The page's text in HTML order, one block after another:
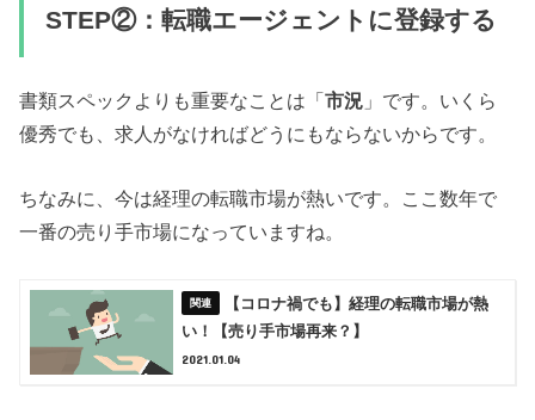
STEP②：転職エージェントに登録する
書類スペックよりも重要なことは「市況 」です。いくら
優秀でも、求人がなければどうにもならないからです。
ちなみに、今は経理の転職市場が熱いです。ここ数年で
一番の売り手市場になっていますね。
【コロナ禍でも】経理の転職市場が熱
い！【売り手市場再来？】
2021.01.04